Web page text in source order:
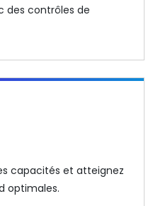
des contrôles de
capacités et atteignez
optimales.